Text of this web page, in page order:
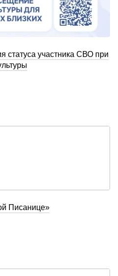
статуса участника СВО при
Писанице»